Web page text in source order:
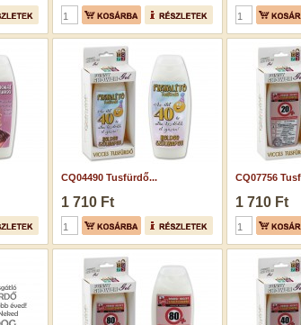
CQ04490 Tusfürdő...
1 710 Ft
CQ07756
1 710 Ft